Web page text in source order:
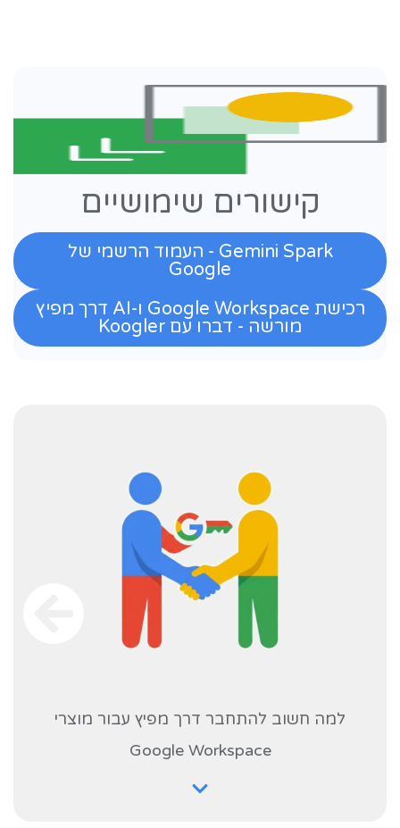
קישורים שימושיים
Gemini Spark - העמוד הרשמי של
Google
רכישת Google Workspace ו-AI דרך מפיץ
מורשה - דברו עם Koogler
למה חשוב להתחבר דרך מפיץ עבור מוצרי
Google Workspace